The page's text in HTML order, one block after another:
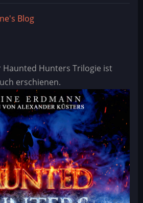
Blog
Haunted Hunters Trilogie ist
erschienen.